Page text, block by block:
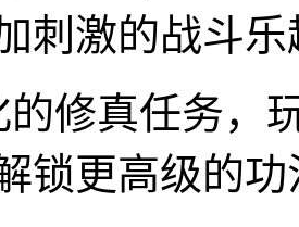
刺激的战斗乐
的修真任务，
锁更高级的